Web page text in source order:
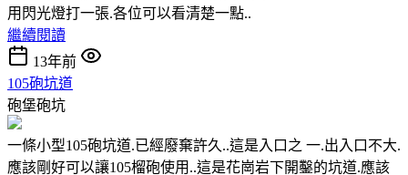
用閃光燈打一張.各位可以看清楚一點..
繼續閱讀
13年前
105砲坑道
砲堡砲坑
一條小型105砲坑道.已經廢棄許久..這是入口之 一.出入口不大.
應該剛好可以讓105榴砲使用..這是花崗岩下開鑿的坑道.應該